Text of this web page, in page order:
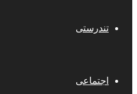
تندرستی
اجتماعی